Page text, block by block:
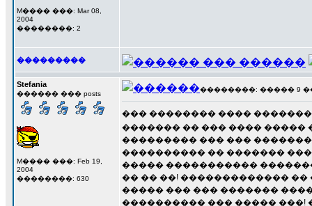
M���� ���: Mar 08,
2004
��������: 2
���������
Stefania
������ ��� posts
M���� ���: Feb 19,
2004
��������: 630
��������: ����� 9 ���
��� �������� ����
������� �� ��� ���� �����
��������� ��� ���
���������� �� �������
����� �����������
�� �� ��! ������������� ��
����� ��� ��� �������
���������� ��� ����� ���!